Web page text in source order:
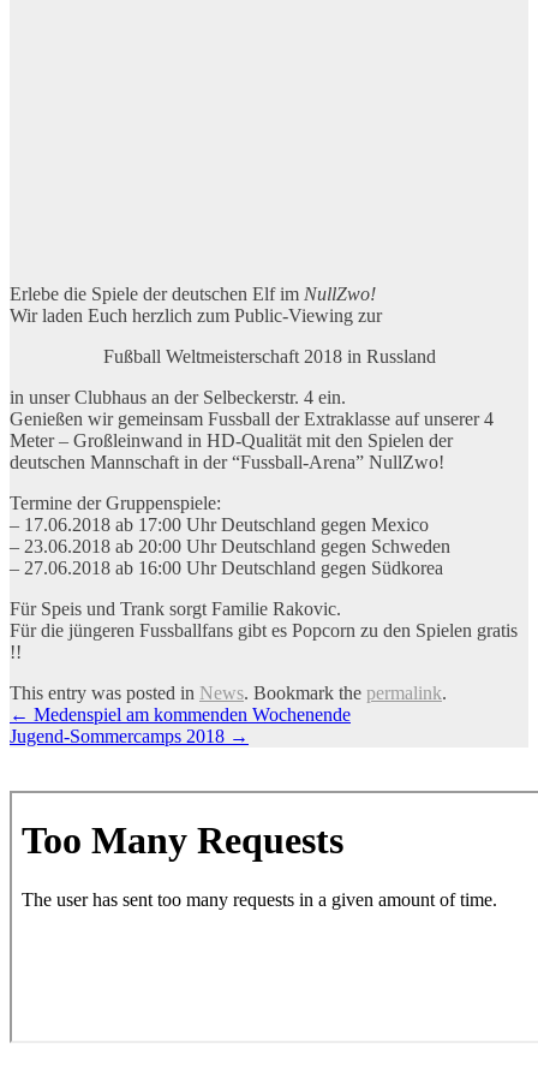
Erlebe die Spiele der deutschen Elf im NullZwo!
Wir laden Euch herzlich zum Public-Viewing zur
Fußball Weltmeisterschaft 2018 in Russland
in unser Clubhaus an der Selbeckerstr. 4 ein.
Genießen wir gemeinsam Fussball der Extraklasse auf unserer 4
Meter – Großleinwand in HD-Qualität mit den Spielen der
deutschen Mannschaft in der “Fussball-Arena” NullZwo!
Termine der Gruppenspiele:
– 17.06.2018 ab 17:00 Uhr Deutschland gegen Mexico
– 23.06.2018 ab 20:00 Uhr Deutschland gegen Schweden
– 27.06.2018 ab 16:00 Uhr Deutschland gegen Südkorea
Für Speis und Trank sorgt Familie Rakovic.
Für die jüngeren Fussballfans gibt es Popcorn zu den Spielen gratis
!!
This entry was posted in News. Bookmark the permalink.
Artikel-
Navigation
← Medenspiel am kommenden Wochenende
Jugend-Sommercamps 2018 →